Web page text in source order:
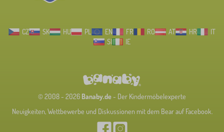
CZ SK HU PL EN FR RO AT HR
IT
SI
IE
© 2008 - 2026 Banaby.de- Der Kindermöbelexperte
Neuigkeiten, Wettbewerbe und Diskussionen mit dem Bear auf Facebook.